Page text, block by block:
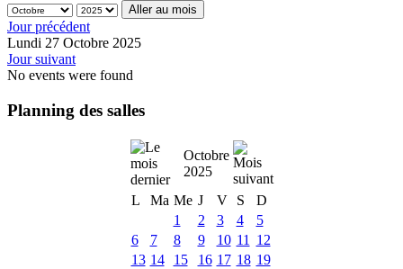
Aller au mois
Jour précédent
Lundi 27 Octobre 2025
Jour suivant
No events were found
Planning des salles
Octobre
2025
L
Ma Me J V S
D
1
2 3 4
5
6
7 8 9 10 11
12
13 14 15 16 17 18 19